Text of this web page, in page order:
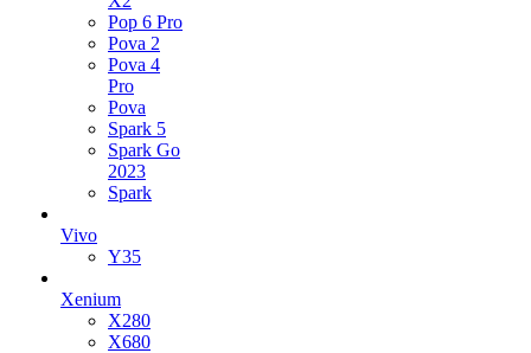
Pop 6 Pro
Pova 2
Pova 4
Pro
Pova
Spark 5
Spark Go
2023
Spark
Vivo
Y35
Xenium
X280
X680